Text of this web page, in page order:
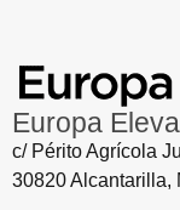
Europa
c/ Périto Agrícola
30820 Alcantarilla,